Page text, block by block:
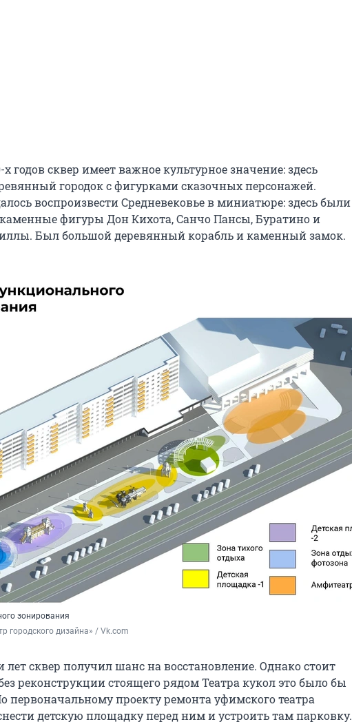
годов сквер имеет важное культурное значение: здесь
городок с фигурками сказочных персонажей.
воспроизвести Средневековье в миниатюре: здесь были
фигуры Дон Кихота, Санчо Пансы, Буратино и
Был большой деревянный корабль и каменный замок.
зонирования
городского дизайна» / Vk.com
лет сквер получил шанс на восстановление. Однако стоит
реконструкции стоящего рядом Театра кукол это было бы
первоначальному проекту ремонта уфимского театра
детскую площадку перед ним и устроить там парковку.